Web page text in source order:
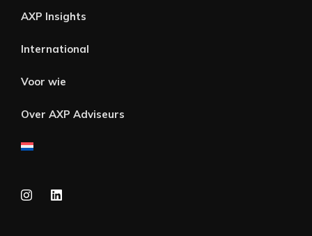
AXP Insights
International
Voor wie
Over AXP Adviseurs